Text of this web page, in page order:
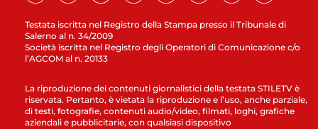
Testata iscritta nel Registro della Stampa presso il Tribunale di
Salerno al n. 34/2009
Società iscritta nel Registro degli Operatori di Comunicazione c/o
l’AGCOM al n. 20133
La riproduzione dei contenuti giornalistici della testata STILETV è
riservata. Pertanto, è vietata la riproduzione e l’uso, anche parziale,
di testi, fotografie, contenuti audio/video, filmati, loghi, grafiche
aziendali e pubblicitarie, con qualsiasi dispositivo